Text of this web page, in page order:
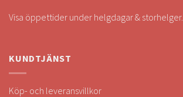
Visa öppettider under helgdagar & storhelger.
KUNDTJÄNST
Köp- och leveransvillkor